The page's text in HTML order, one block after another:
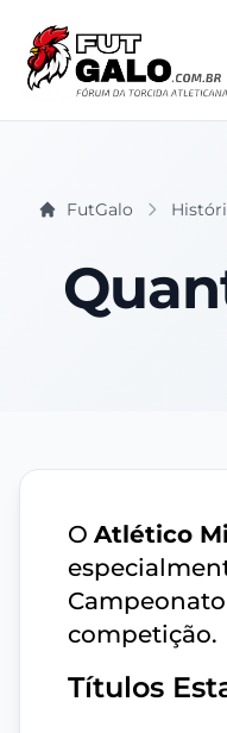
FutGalo
O Atlético
competição.
Títulos